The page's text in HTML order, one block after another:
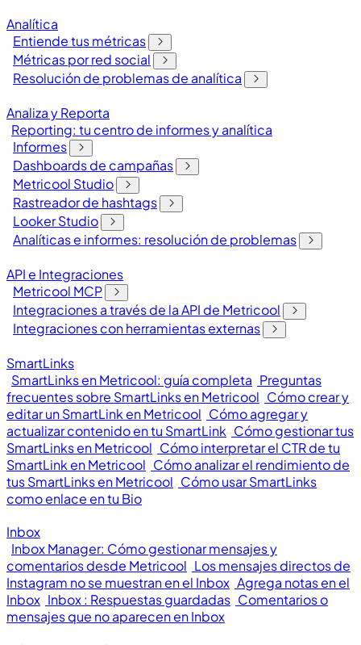
Analítica
Entiende tus métricas
Métricas por red social
Resolución de problemas de analítica
Analiza y Reporta
Reporting: tu centro de informes y analítica
Informes
Dashboards de campañas
Metricool Studio
Rastreador de hashtags
Looker Studio
Analíticas e informes: resolución de problemas
API e Integraciones
Metricool MCP
Integraciones a través de la API de Metricool
Integraciones con herramientas externas
SmartLinks
SmartLinks en Metricool: guía completa Preguntas
frecuentes sobre SmartLinks en Metricool Cómo crear y
editar un SmartLink en Metricool Cómo agregar y
actualizar contenido en tu SmartLink Cómo gestionar tus
SmartLinks en Metricool Cómo interpretar el CTR de tu
SmartLink en Metricool Cómo analizar el rendimiento de
tus SmartLinks en Metricool Cómo usar SmartLinks
como enlace en tu Bio
Inbox
Inbox Manager: Cómo gestionar mensajes y
comentarios desde Metricool Los mensajes directos de
Instagram no se muestran en el Inbox Agrega notas en el
Inbox Inbox : Respuestas guardadas Comentarios o
mensajes que no aparecen en Inbox